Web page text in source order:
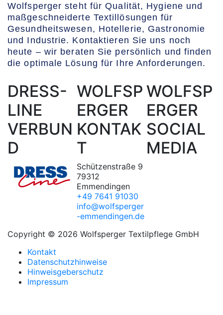
Wolfsperger steht für Qualität, Hygiene und
maßgeschneiderte Textillösungen für
Gesundheitswesen, Hotellerie, Gastronomie
und Industrie. Kontaktieren Sie uns noch
heute – wir beraten Sie persönlich und finden
die optimale Lösung für Ihre Anforderungen.
DRESS-
LINE
VERBUN
D
WOLFSP
ERGER
KONTAK
T
Schützenstraße 9
79312
Emmendingen
+49 7641 91030
info@wolfsperger
-emmendingen.de
WOLFSP
ERGER
SOCIAL
MEDIA
Copyright © 2026 Wolfsperger Textilpflege GmbH
Kontakt
Datenschutzhinweise
Hinweisgeberschutz
Impressum